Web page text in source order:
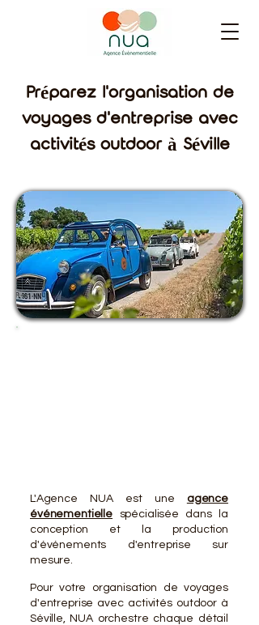
Préparez l'organisation de
voyages d'entreprise avec
activités outdoor à Séville
L'Agence NUA est une agence
événementielle
spécialisée dans la
conception et la production
d'événements d'entreprise sur
mesure.
Pour votre organisation de voyages
d'entreprise avec activités outdoor à
Séville, NUA orchestre chaque détail